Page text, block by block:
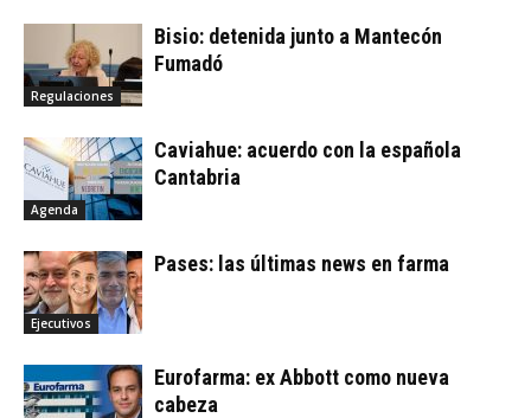
Regulaciones
Bisio: detenida junto a Mantecón
Fumadó
Agenda
Caviahue: acuerdo con la española
Cantabria
Ejecutivos
Pases: las últimas news en farma
Eurofarma: ex Abbott como nueva
cabeza